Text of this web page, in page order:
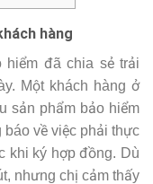
hàng
hiểm đã chia sẻ trải
Một khách hàng ở
sản phẩm bảo hiểm
về việc phải thực
khi ký hợp đồng. Dù
nhưng chị cảm thấy